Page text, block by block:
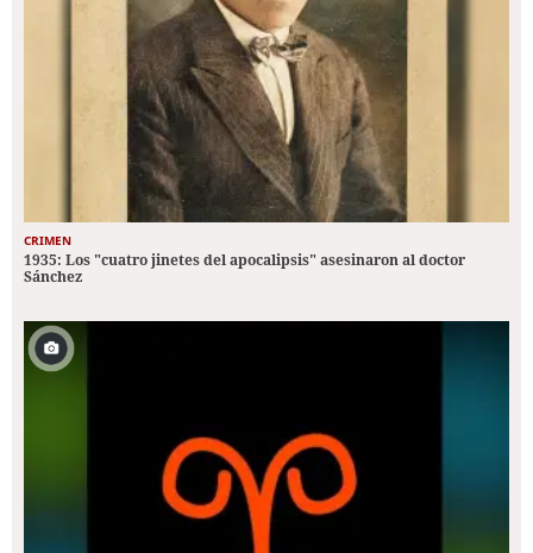
CRIMEN
1935: Los "cuatro jinetes del apocalipsis" asesinaron al doctor
Sánchez